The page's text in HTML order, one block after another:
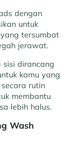
dengan
untuk
tersumbat
jerawat.
sisi dirancang
kamu yang
rutin
membantu
lebih halus.
Wash